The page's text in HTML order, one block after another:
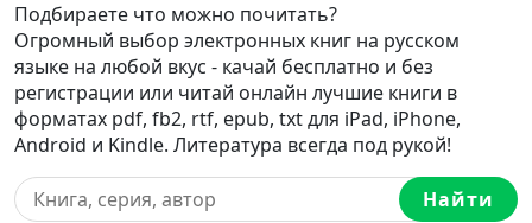
Подбираете что можно почитать?
Огромный выбор электронных книг на русском
языке на любой вкус - качай бесплатно и без
регистрации или читай онлайн лучшие книги в
форматах pdf, fb2, rtf, epub, txt для iPad, iPhone,
Android и Kindle. Литература всегда под рукой!
Найти